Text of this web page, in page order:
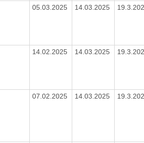
05.03.2025 14.03.2025
14.02.2025 14.03.2025
07.02.2025 14.03.2025